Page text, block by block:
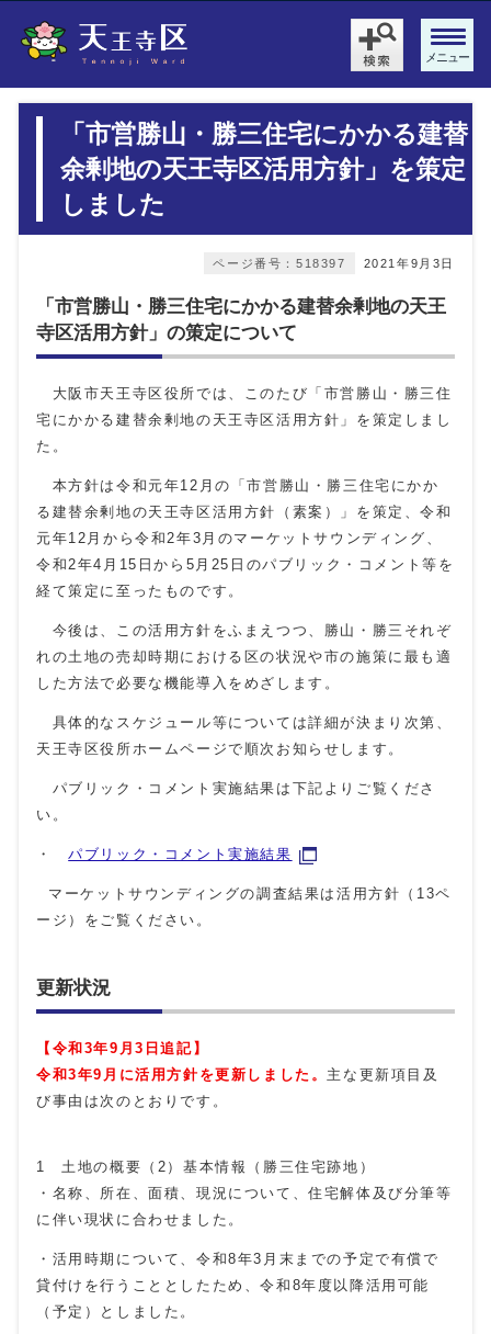
メニュー
「市営勝山・勝三住宅にかかる建替
余剰地の天王寺区活用方針」を策定
しました
2021年9月3日
ページ番号：518397
「市営勝山・勝三住宅にかかる建替余剰地の天王
寺区活用方針」の策定について
大阪市天王寺区役所では、このたび「市営勝山・勝三住
宅にかかる建替余剰地の天王寺区活用方針」を策定しまし
た。
本方針は令和元年12月の「市営勝山・勝三住宅にかか
る建替余剰地の天王寺区活用方針（素案）」を策定、令和
元年12月から令和2年3月のマーケットサウンディング、
令和2年4月15日から5月25日のパブリック・コメント等を
経て策定に至ったものです。
今後は、この活用方針をふまえつつ、勝山・勝三それぞ
れの土地の売却時期における区の状況や市の施策に最も適
した方法で必要な機能導入をめざします。
具体的なスケジュール等については詳細が決まり次第、
天王寺区役所ホームページで順次お知らせします。
パブリック・コメント実施結果は下記よりご覧くださ
い。
・パブリック・コメント実施結果
マーケットサウンディングの調査結果は活用方針（13ペ
ージ）をご覧ください。
更新状況
【令和3年9月3日追記】
令和3年9月に活用方針を更新しました。 主な更新項目及
び事由は次のとおりです。
1 土地の概要（2）基本情報（勝三住宅跡地）
・名称、所在、面積、現況について、住宅解体及び分筆等
に伴い現状に合わせました。
・活用時期について、令和8年3月末までの予定で有償で
貸付けを行うこととしたため、令和8年度以降活用可能
（予定）としました。